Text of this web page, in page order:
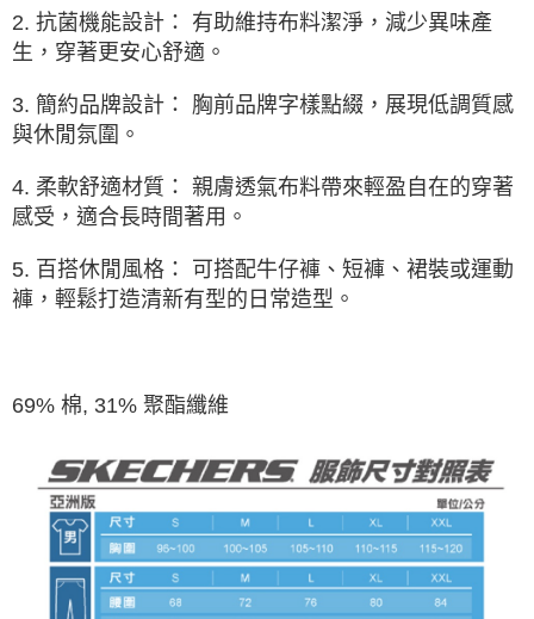
2. 抗菌機能設計： 有助維持布料潔淨，減少異味產
生，穿著更安心舒適。
3. 簡約品牌設計： 胸前品牌字樣點綴，展現低調質感
與休閒氛圍。
4. 柔軟舒適材質： 親膚透氣布料帶來輕盈自在的穿著
感受，適合長時間著用。
5. 百搭休閒風格： 可搭配牛仔褲、短褲、裙裝或運動
褲，輕鬆打造清新有型的日常造型。
69% 棉, 31% 聚酯纖維